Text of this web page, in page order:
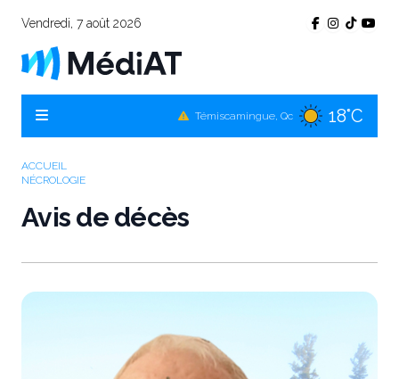
Vendredi, 7 août 2026
18°C
La Sarre, Qc 21°C
ACCUEIL
NÉCROLOGIE
Avis de décès